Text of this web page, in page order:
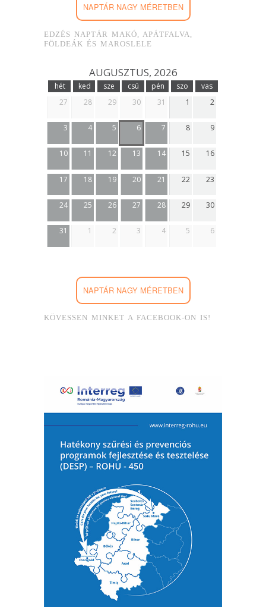
NAPTÁR NAGY MÉRETBEN
EDZÉS NAPTÁR MAKÓ, APÁTFALVA,
FÖLDEÁK ÉS MAROSLELE
AUGUSZTUS, 2026
hét ked sze csü pén szo
vas
27
28 29 30 31 1 2
3 4 5 6 7 8 9
10 11 12 13 14 15 16
17 18 19 20 21 22 23
24 25 26 27 28 29 30
31 1 2 3 4 5 6
NAPTÁR NAGY MÉRETBEN
KÖVESSEN MINKET A FACEBOOK-ON IS!